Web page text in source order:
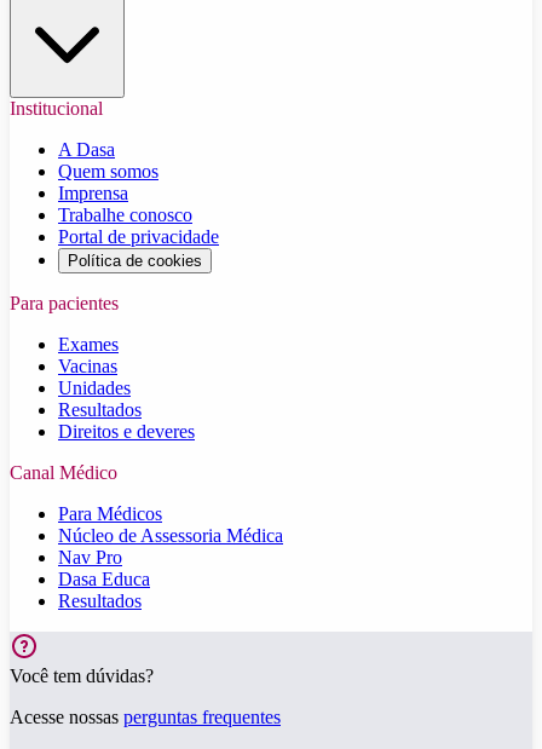
Institucional
A Dasa
Quem somos
Imprensa
Trabalhe conosco
Portal de privacidade
Política de cookies
Para pacientes
Exames
Vacinas
Unidades
Resultados
Direitos e deveres
Canal Médico
Para Médicos
Núcleo de Assessoria Médica
Nav Pro
Dasa Educa
Resultados
Você tem dúvidas?
Acesse nossas perguntas frequentes